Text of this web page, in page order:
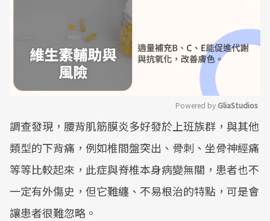
Mute
Powered by GliaStudios
調查發現，腰背肌筋膜炎多好發於上班族群，與其他
類型的下背痛，例如椎間盤突出、骨刺、坐骨神經痛
等等比較起來，此症與脊椎本身病變無關，患者也不
一定有外傷史，但它難纏、不易根治的特點，可是會
讓患者很難忽略。